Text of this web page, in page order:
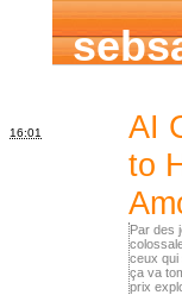
16:01
AI
to
Par des
ceux qui
ça va
prix